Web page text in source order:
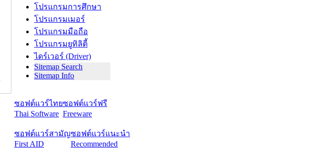
โปรแกรมการศึกษา
โปรแกรมเมอร์
โปรแกรมมือถือ
โปรแกรมยูทิลิตี้
ไดร์เวอร์ (Driver)
Sitemap Search
Sitemap Info
ซอฟต์แวร์ไทย
Thai Software
ซอฟต์แวร์ฟรี
Freeware
ซอฟต์แวร์สามัญ
First AID
ซอฟต์แวร์แนะนำ
Recommended